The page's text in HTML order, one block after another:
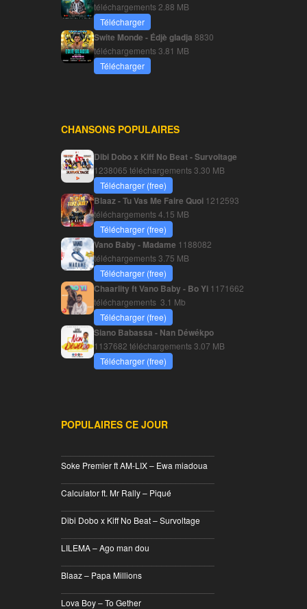
téléchargements 2.88 MB
Télécharger
Swite Monde - Édjè gladja 8830
téléchargements3.81 MB
Télécharger
CHANSONS POPULAIRES
Dibi Dobo x Kiff No Beat - Survoltage
1238065 téléchargements3.30 MB
Télécharger (free)
Blaaz - Tu Vas Me Faire Quoi 1212593
téléchargements4.15 MB
Télécharger (free)
Vano Baby - Madame 1188082
téléchargements3.75 MB
Télécharger (free)
Chaarlity ft Vano Baby - Bo Yi 1171662
téléchargements 3.1 Mb
Télécharger (free)
Siano Babassa - Nan Déwékpo
1137682 téléchargements3.07 MB
Télécharger (free)
POPULAIRES CE JOUR
Soke Premier ft AM-LIX – Ewa miadoua
Calculator ft. Mr Rally – Piqué
Dibi Dobo x Kiff No Beat – Survoltage
LILEMA – Ago man dou
Blaaz – Papa Millions
Lova Boy – To Gether